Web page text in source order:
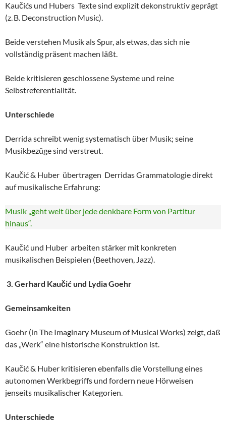
Kaučićs und Hubers Texte sind explizit dekonstruktiv geprägt
(z. B. Deconstruction Music).
Beide verstehen Musik als Spur, als etwas, das sich nie
vollständig präsent machen läßt.
Beide kritisieren geschlossene Systeme und reine
Selbstreferentialität.
Unterschiede
Derrida schreibt wenig systematisch über Musik; seine
Musikbezüge sind verstreut.
Kaučić & Huber übertragen Derridas Grammatologie direkt
auf musikalische Erfahrung:
Musik „geht weit über jede denkbare Form von Partitur
hinaus“.
Kaučić und Huber arbeiten stärker mit konkreten
musikalischen Beispielen (Beethoven, Jazz).
3. Gerhard Kaučić und Lydia Goehr
Gemeinsamkeiten
Goehr (in The Imaginary Museum of Musical Works) zeigt, daß
das „Werk“ eine historische Konstruktion ist.
Kaučić & Huber kritisieren ebenfalls die Vorstellung eines
autonomen Werkbegriffs und fordern neue Hörweisen
jenseits musikalischer Kategorien.
Unterschiede